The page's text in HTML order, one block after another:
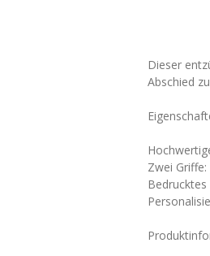
Dieser
Abschied
Zwei